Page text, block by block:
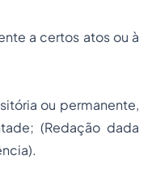
a certos atos ou à
ou permanente,
(Redação dada